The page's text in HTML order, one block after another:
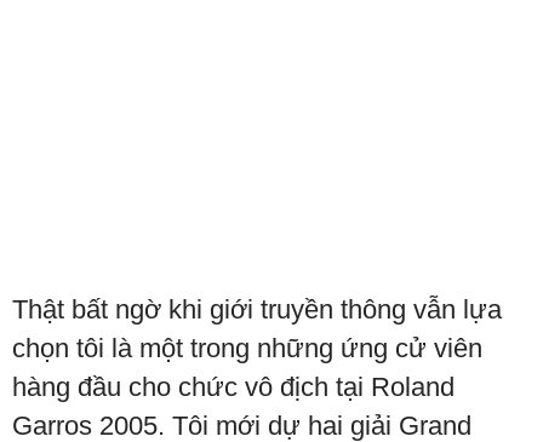
Thật bất ngờ khi giới truyền thông vẫn lựa
chọn tôi là một trong những ứng cử viên
hàng đầu cho chức vô địch tại Roland
Garros 2005. Tôi mới dự hai giải Grand